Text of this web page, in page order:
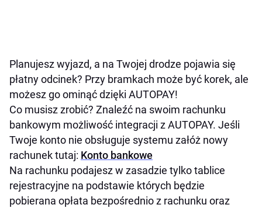
Planujesz wyjazd, a na Twojej drodze pojawia się
płatny odcinek? Przy bramkach może być korek, ale
możesz go ominąć dzięki AUTOPAY!
Co musisz zrobić? Znaleźć na swoim rachunku
bankowym możliwość integracji z AUTOPAY. Jeśli
Twoje konto nie obsługuje systemu załóż nowy
rachunek tutaj: Konto bankowe
Na rachunku podajesz w zasadzie tylko tablice
rejestracyjne na podstawie których będzie
pobierana opłata bezpośrednio z rachunku oraz